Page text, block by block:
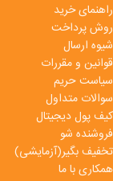
راهنمای خرید
روش پرداخت
شیوه ارسال
قوانین و مقررات
سیاست حریم
سوالات متداول
کیف پول دیجیتال
فروشنده شو
تخفیف بگیر(آزمایشی)
همکاری با ما